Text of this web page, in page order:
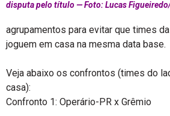
disputa pelo título — Foto: Lucas
agrupamentos para evitar que times
joguem em casa na mesma data base.
Veja abaixo os confrontos (times do
casa):
Confronto 1: Operário-PR x Grêmio